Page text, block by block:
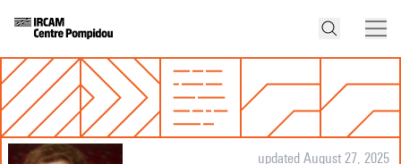
updated August 27, 2025